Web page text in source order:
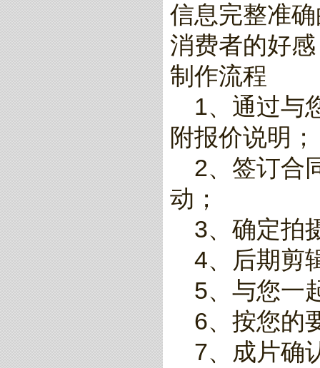
信息完整准
消费者的好
制作流程
1、通过与
附报价说明；
2、签订合
动；
3、确定拍
4、后期剪
5、与您一
6、按您的
7、成片确